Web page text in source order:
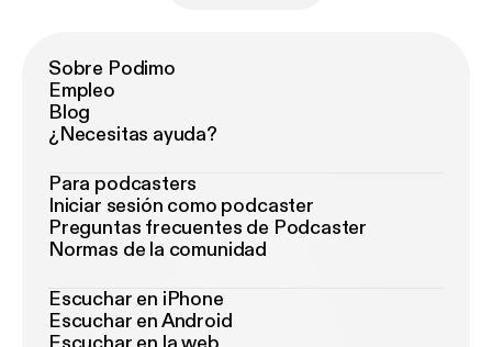
Sobre Podimo
Empleo
Blog
¿Necesitas ayuda?
Para podcasters
Iniciar sesión como podcaster
Preguntas frecuentes de Podcaster
Normas de la comunidad
Escuchar en iPhone
Escuchar en Android